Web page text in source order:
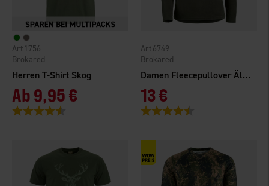
Herren T-Shirt Skog
Brokared
1756
Ab9,95 €
Bewertung:
Damen Fleecepullover Älvdalen
Brokared
6749
13 €
Bewertung: